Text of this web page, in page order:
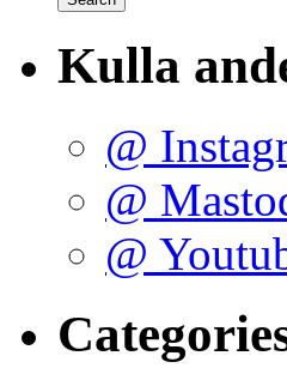
Kulla
@
@
@